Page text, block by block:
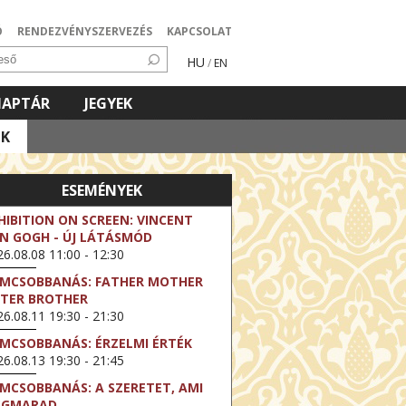
RENDEZVÉNYSZERVEZÉS KAPCSOLAT
HU / EN
JEGYEK
ESEMÉNYEK
ON SCREEN: VINCENT
GOGH - ÚJ LÁTÁSMÓD
11:00 - 12:30
FATHER MOTHER
BROTHER
19:30 - 21:30
ÉRZELMI ÉRTÉK
19:30 - 21:45
A SZERETET, AMI